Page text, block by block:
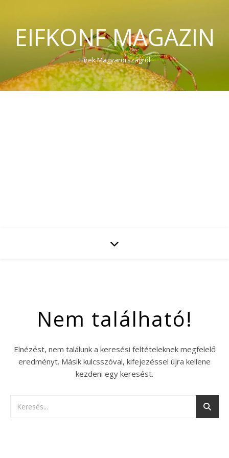
EIFKONF MAGAZIN
Hírek Magyarországról
Nem található!
Elnézést, nem találunk a keresési feltételeknek megfelelő
eredményt. Másik kulcsszóval, kifejezéssel újra kellene
kezdeni egy keresést.